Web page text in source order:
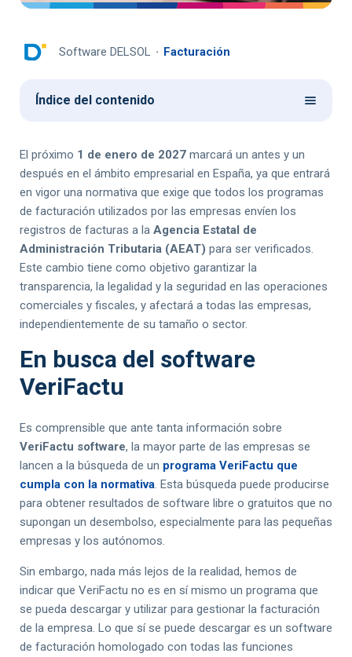
Software DELSOL Facturación
Índice del contenido
El próximo 1 de enero de 2027 marcará un antes y un
después en el ámbito empresarial en España, ya que entrará
en vigor una normativa que exige que todos los programas
de facturación utilizados por las empresas envíen los
registros de facturas a la Agencia Estatal de
Administración Tributaria (AEAT) para ser verificados.
Este cambio tiene como objetivo garantizar la
transparencia, la legalidad y la seguridad en las operaciones
comerciales y fiscales, y afectará a todas las empresas,
independientemente de su tamaño o sector.
En busca del software
VeriFactu
Es comprensible que ante tanta información sobre
VeriFactu software, la mayor parte de las empresas se
lancen a la búsqueda de un programa VeriFactu que
cumpla con la normativa . Esta búsqueda puede producirse
para obtener resultados de software libre o gratuitos que no
supongan un desembolso, especialmente para las pequeñas
empresas y los autónomos.
Sin embargo, nada más lejos de la realidad, hemos de
indicar que VeriFactu no es en sí mismo un programa que
se pueda descargar y utilizar para gestionar la facturación
de la empresa. Lo que sí se puede descargar es un software
de facturación homologado con todas las funciones